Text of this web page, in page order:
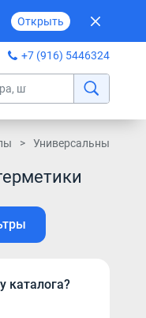
Открыть
+7 (916) 5446324
Универсальные
каталога?